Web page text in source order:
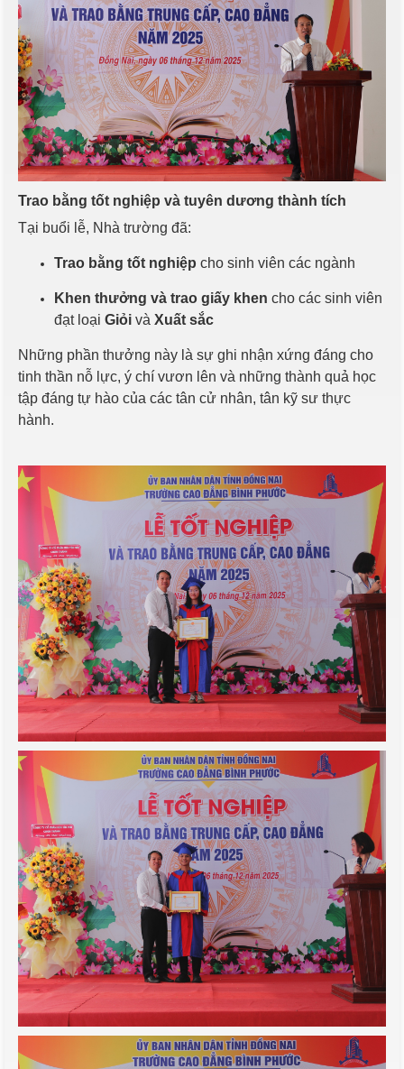
Trao bằng tốt nghiệp và tuyên dương thành tích
Tại buổi lễ, Nhà trường đã:
Trao bằng tốt nghiệp cho sinh viên các ngành
Khen thưởng và trao giấy khen cho các sinh viên
đạt loại Giỏi và Xuất sắc
Những phần thưởng này là sự ghi nhận xứng đáng cho
tinh thần nỗ lực, ý chí vươn lên và những thành quả học
tập đáng tự hào của các tân cử nhân, tân kỹ sư thực
hành.